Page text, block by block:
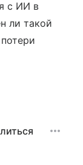
с ИИ в
ли такой